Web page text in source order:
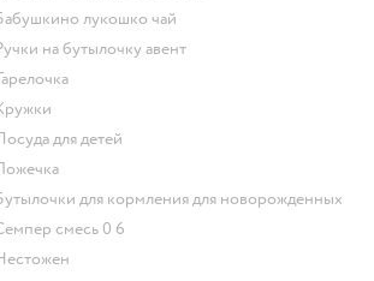
бабушкино лукошко чай
ручки на бутылочку авент
тарелочка
кружки
посуда для детей
ложечка
бутылочки для кормления для новорожденных
семпер смесь 0 6
нестожен